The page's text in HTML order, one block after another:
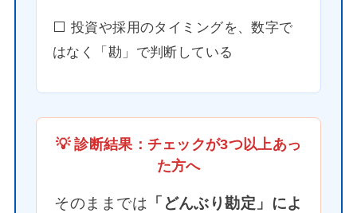
⬜️ 投資や採用のタイミングを、数字で
はなく「勘」で判断している
💡 診断結果：チェックが3つ以上あっ
た方へ
そのままでは 「どんぶり勘定」によ